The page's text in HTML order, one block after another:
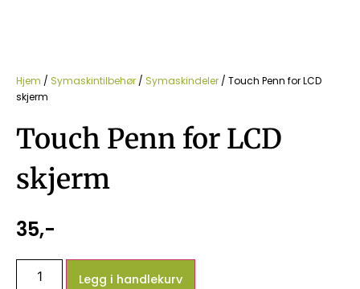
Hjem / Symaskintilbehør / Symaskindeler / Touch Penn for LCD
skjerm
Touch Penn for LCD
skjerm
35,-
Legg i handlekurv